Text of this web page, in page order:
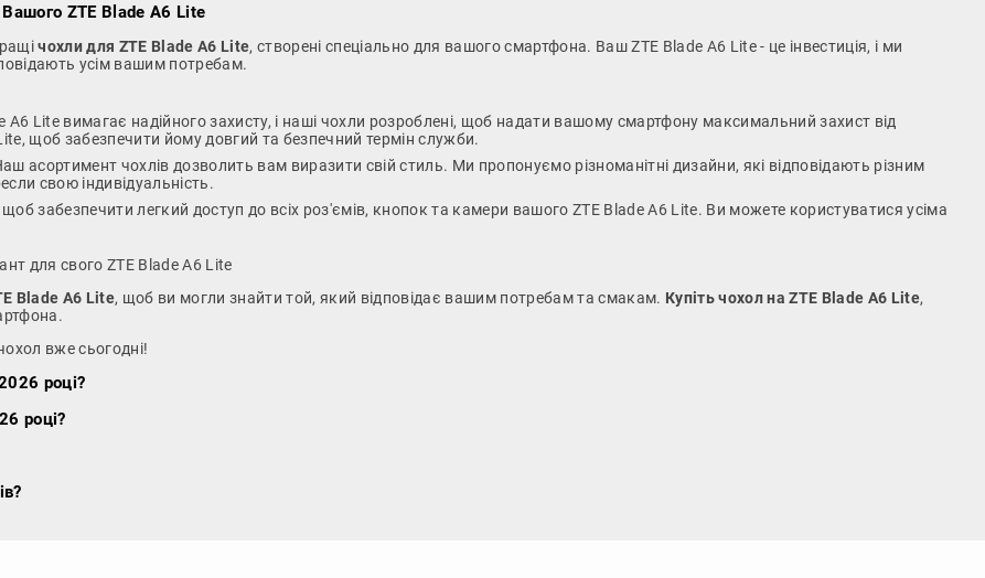
ZTE Blade A6 Lite
чохли для ZTE Blade A6 Lite, створені спеціально для вашого смартфона. Ваш ZTE Blade A6 Lite - це інвестиція, і ми
усім вашим потребам.
Lite вимагає надійного захисту, і наші чохли розроблені, щоб надати вашому смартфону максимальний захист від
щоб забезпечити йому довгий та безпечний термін служби.
асортимент чохлів дозволить вам виразити свій стиль. Ми пропонуємо різноманітні дизайни, які відповідають різним
свою індивідуальність.
забезпечити легкий доступ до всіх роз'ємів, кнопок та камери вашого ZTE Blade A6 Lite. Ви можете користуватися усіма
для свого ZTE Blade A6 Lite
Blade A6 Lite, щоб ви могли знайти той, який відповідає вашим потребам та смакам. Купіть чохол на ZTE Blade A6 Lite,
вже сьогодні!
році?
році?